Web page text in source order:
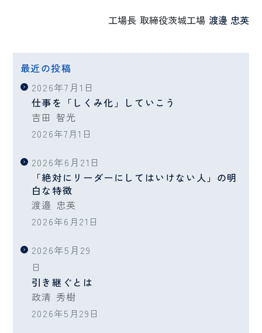
最近の投稿
2026年7月1日
仕事を「しくみ化」していこう
吉田 智光
2026年7月1日
2026年6月21日
「絶対にリーダーにしてはいけない人」の明
白な特徴
渡邉 忠英
2026年6月21日
2026年5月29
日
引き継ぐとは
政清 秀樹
2026年5月29日
工場長 取締役茨城工場 渡邊 忠英